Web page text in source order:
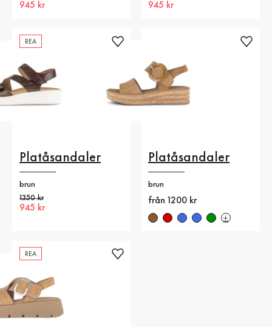
Nytt pris
945 kr Nytt pris
945 kr
REA
Platåsandaler
brun
Gammalt pris
1350 kr
Nytt pris
945 kr
Platåsandaler
brun
Nytt pris
från 1200 kr
REA